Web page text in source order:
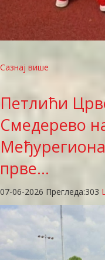
Сазнај више
Петлићи
Смедерево
прве…
07-06-2026 Прегледа:303